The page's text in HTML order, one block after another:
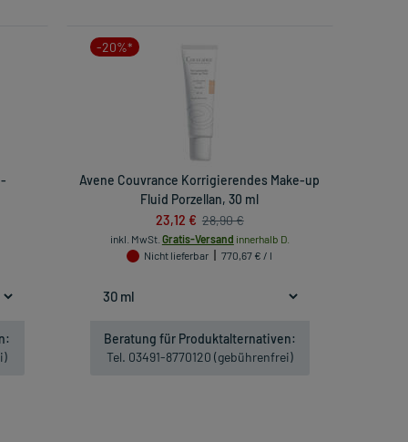
-20%*
Avene Couvrance Korrigierendes Make-up
Fluid Porzellan, 30 ml
23,12 € 28,90 €
inkl. MwSt. Gratis-Versand innerhalb D.
Nicht lieferbar
770,67 € / l
Beratung für Produktalternativen:
Tel. 03491-8770120 (gebührenfrei)